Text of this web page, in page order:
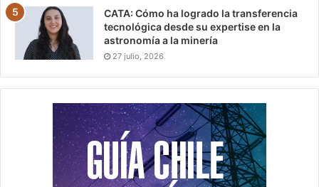
CATA: Cómo ha logrado la transferencia
tecnológica desde su expertise en la
astronomía a la minería
27 julio, 2026